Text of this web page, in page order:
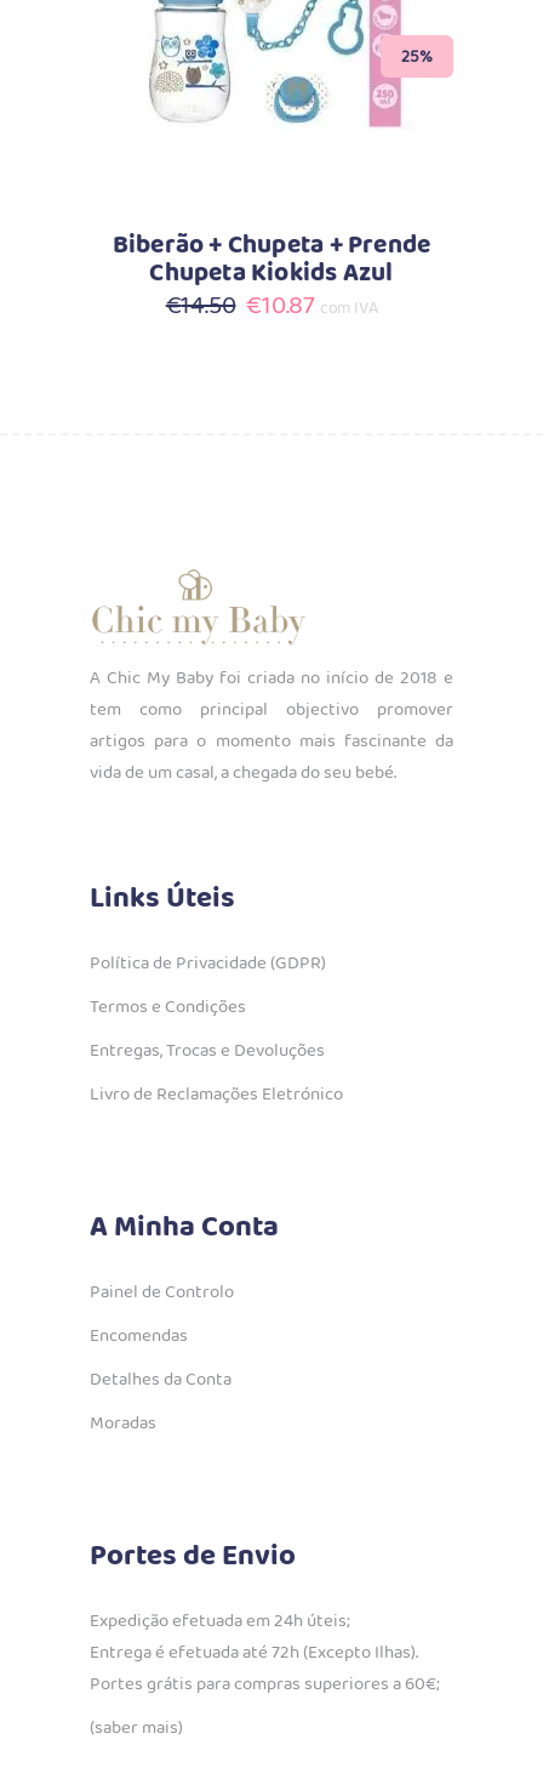
25%
Comprar
Biberão + Chupeta + Prende
Chupeta Kiokids Azul
€14.50 O
€10.87Ocom IVA
A Chic My Baby foi criada no início de 2018 e
tem como principal objectivo promover
artigos para o momento mais fascinante da
vida de um casal, a chegada do seu bebé.
Links Úteis
Política de Privacidade (GDPR)
Termos e Condições
Entregas, Trocas e Devoluções
Livro de Reclamações Eletrónico
A Minha Conta
Painel de Controlo
Encomendas
Detalhes da Conta
Moradas
Portes de Envio
Expedição efetuada em 24h úteis;
Entrega é efetuada até 72h (Excepto Ilhas).
Portes grátis para compras superiores a 60€;
(saber mais)